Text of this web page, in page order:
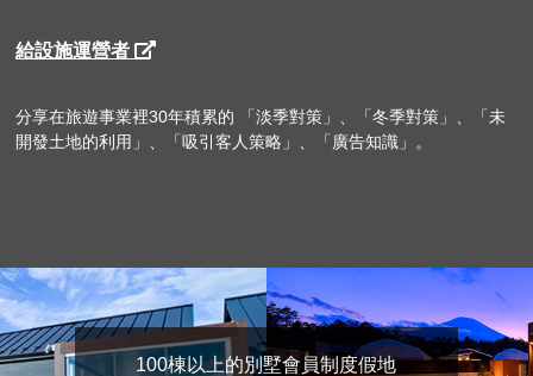
給設施運營者
分享在旅遊事業裡30年積累的 「淡季對策」、「冬季對策」、「未
開發土地的利用」、「吸引客人策略」、「廣告知識」。
100棟以上的別墅會員制度假地